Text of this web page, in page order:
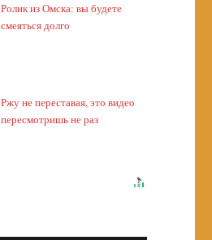
Ролик из Омска: вы будете
смеяться долго
Ржу не переставая, это видео
пересмотришь не раз